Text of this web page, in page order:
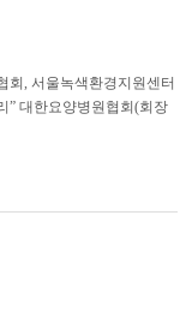
회, 서울녹색환경지원센터
” 대한요양병원협회(회장
...